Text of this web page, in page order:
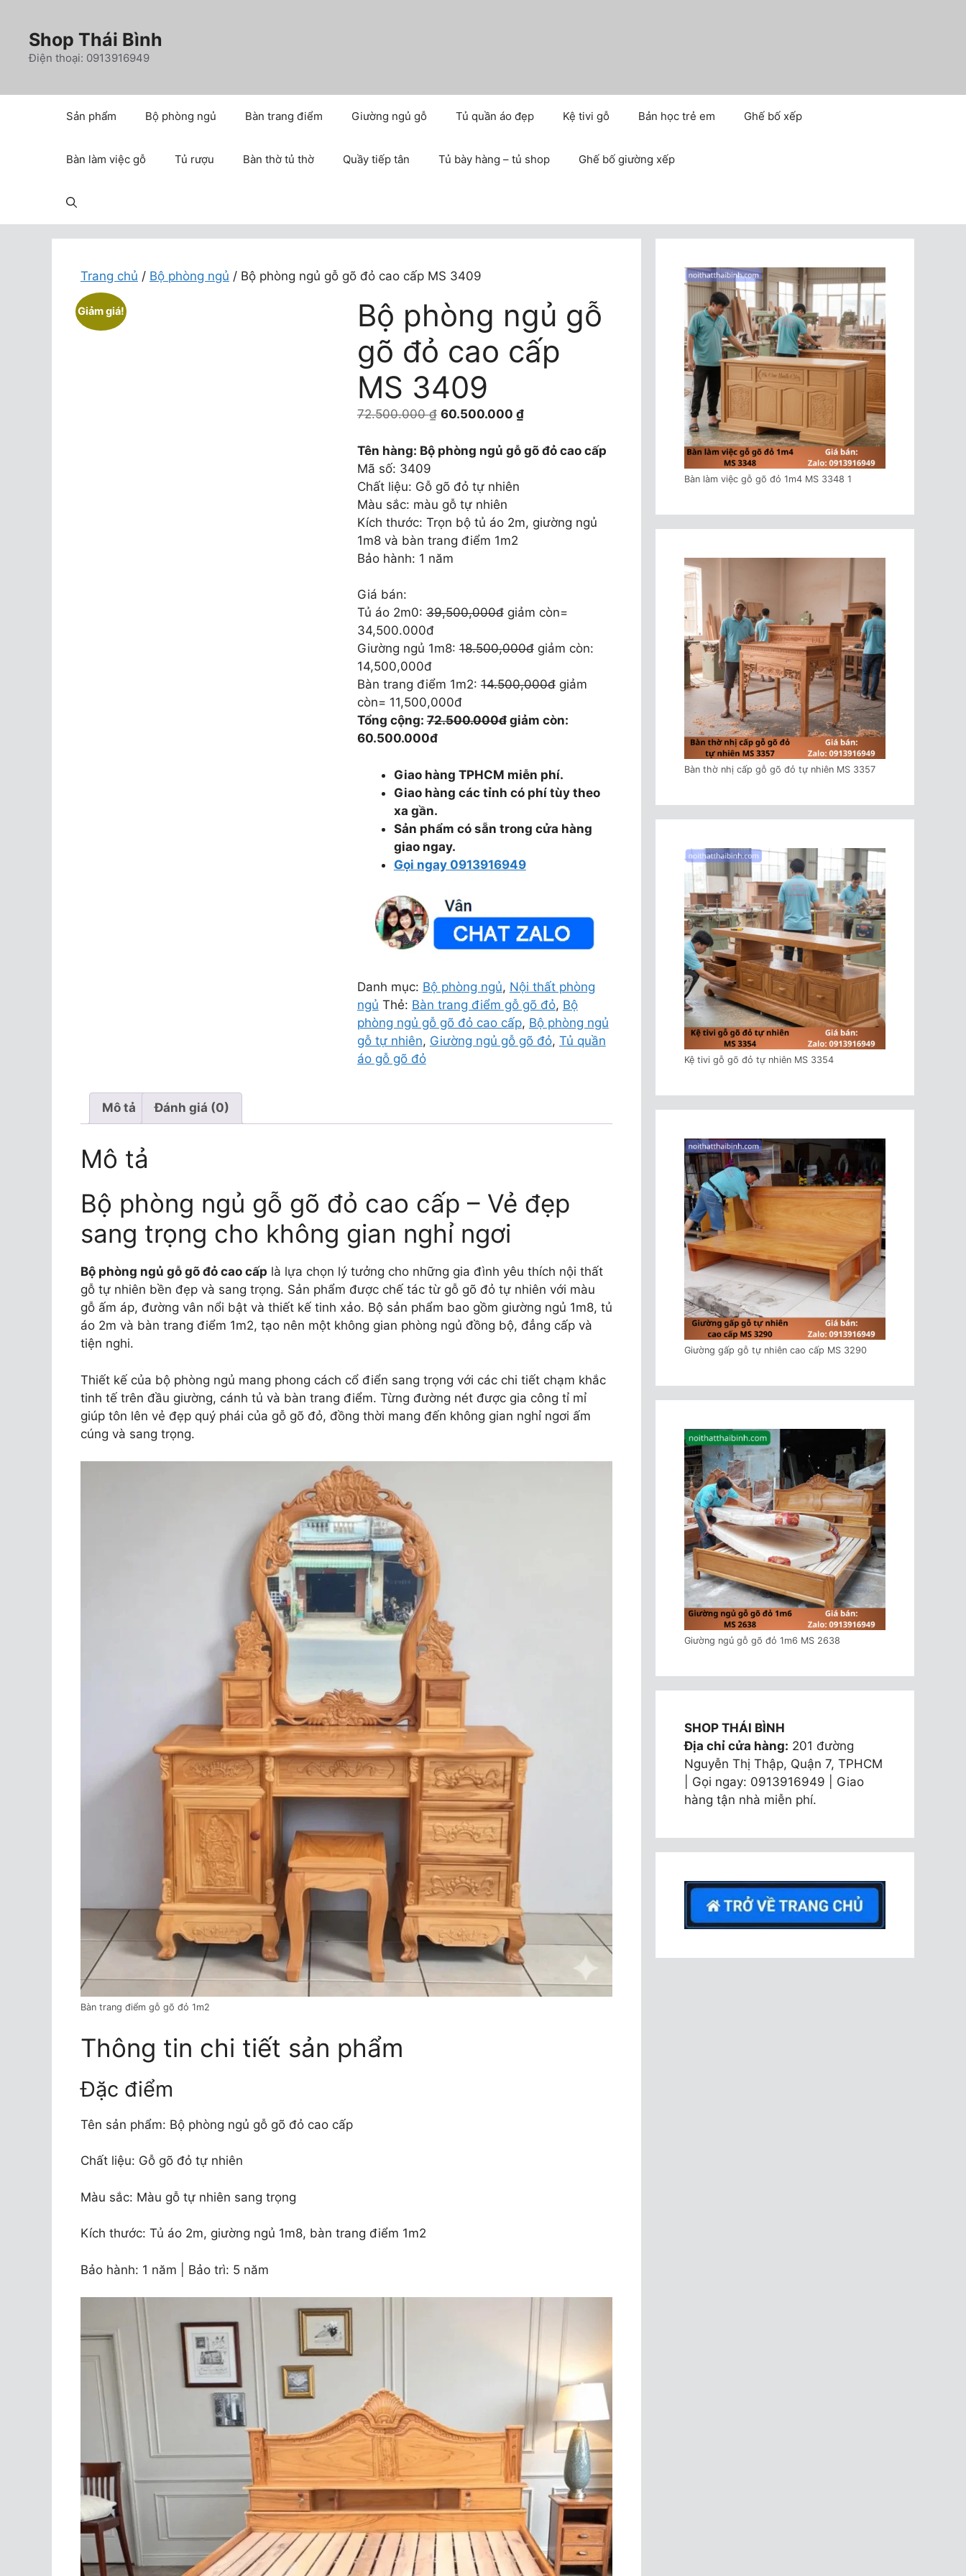
dung
Shop Thái Bình
Điện thoại: 0913916949
Sản phẩm Bộ phòng ngủ Bàn trang điểm Giường ngủ gỗ Tủ quần áo đẹp Kệ tivi gỗ Bản học trẻ em Ghế bố xếp
Bàn làm việc gỗ Tủ rượu Bàn thờ tủ thờ Quầy tiếp tân Tủ bày hàng – tủ shop Ghế bố giường xếp
Trang chủ / Bộ phòng ngủ / Bộ phòng ngủ gỗ gõ đỏ cao cấp MS 3409
Giảm giá!
Bộ phòng ngủ gỗ
gõ đỏ cao cấp
MS 3409
72.500.000₫ Giá
là:
60.500.000 ₫Giá
tại
Tên hàng: Bộ phòng ngủ gỗ gõ đỏ cao cấp
Mã số: 3409
Chất liệu: Gỗ gõ đỏ tự nhiên
Màu sắc: màu gỗ tự nhiên
Kích thước: Trọn bộ tủ áo 2m, giường ngủ
1m8 và bàn trang điểm 1m2
Bảo hành: 1 năm
Giá bán:
Tủ áo 2m0:39,500,000đgiảm còn=
34,500.000đ
Giường ngủ 1m8:18.500,000đgiảm còn:
14,500,000đ
Bàn trang điểm 1m2:14.500,000đgiảm
còn= 11,500,000đ
Tổng cộng:72.500.000đgiảm còn:
60.500.000đ
Giao hàng TPHCM miễn phí.
Giao hàng các tỉnh có phí tùy theo
xa gần.
Sản phẩm có sẵn trong cửa hàng
giao ngay.
Gọi ngay 0913916949
Danh mục: Bộ phòng ngủ, Nội thất phòng
ngủ Thẻ: Bàn trang điểm gỗ gõ đỏ, Bộ
phòng ngủ gỗ gõ đỏ cao cấp, Bộ phòng ngủ
gỗ tự nhiên, Giường ngủ gỗ gõ đỏ, Tủ quần
áo gỗ gõ đỏ
Mô tả Đánh giá (0)
Mô tả
Bộ phòng ngủ gỗ gõ đỏ cao cấp – Vẻ đẹp
sang trọng cho không gian nghỉ ngơi
Bộ phòng ngủ gỗ gõ đỏ cao cấp là lựa chọn lý tưởng cho những gia đình yêu thích nội thất
gỗ tự nhiên bền đẹp và sang trọng. Sản phẩm được chế tác từ gỗ gõ đỏ tự nhiên với màu
gỗ ấm áp, đường vân nổi bật và thiết kế tinh xảo. Bộ sản phẩm bao gồm giường ngủ 1m8, tủ
áo 2m và bàn trang điểm 1m2, tạo nên một không gian phòng ngủ đồng bộ, đẳng cấp và
tiện nghi.
Thiết kế của bộ phòng ngủ mang phong cách cổ điển sang trọng với các chi tiết chạm khắc
tinh tế trên đầu giường, cánh tủ và bàn trang điểm. Từng đường nét được gia công tỉ mỉ
giúp tôn lên vẻ đẹp quý phái của gỗ gõ đỏ, đồng thời mang đến không gian nghỉ ngơi ấm
cúng và sang trọng.
Bàn trang điểm gỗ gõ đỏ 1m2
Thông tin chi tiết sản phẩm
Đặc điểm
Tên sản phẩm: Bộ phòng ngủ gỗ gõ đỏ cao cấp
Chất liệu: Gỗ gõ đỏ tự nhiên
Màu sắc: Màu gỗ tự nhiên sang trọng
Kích thước: Tủ áo 2m, giường ngủ 1m8, bàn trang điểm 1m2
Bảo hành: 1 năm | Bảo trì: 5 năm
Bàn làm việc gỗ gõ đỏ 1m4 MS 3348 1
Bàn thờ nhị cấp gỗ gõ đỏ tự nhiên MS 3357
Kệ tivi gỗ gõ đỏ tự nhiên MS 3354
Giường gấp gỗ tự nhiên cao cấp MS 3290
Giường ngủ gỗ gõ đỏ 1m6 MS 2638
SHOP THÁI BÌNH
Địa chỉ cửa hàng: 201 đường
Nguyễn Thị Thập, Quận 7, TPHCM
| Gọi ngay: 0913916949 | Giao
hàng tận nhà miễn phí.